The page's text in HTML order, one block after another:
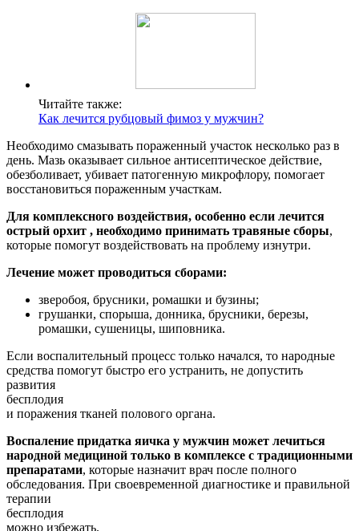
Читайте также:
Как лечится рубцовый фимоз у мужчин?
Необходимо смазывать пораженный участок несколько раз в
день. Мазь оказывает сильное антисептическое действие,
обезболивает, убивает патогенную микрофлору, помогает
восстановиться пораженным участкам.
Для комплексного воздействия, особенно если лечится
острый орхит , необходимо принимать травяные сборы,
которые помогут воздействовать на проблему изнутри.
Лечение может проводиться сборами:
зверобоя, брусники, ромашки и бузины;
грушанки, спорыша, донника, брусники, березы,
ромашки, сушеницы, шиповника.
Если воспалительный процесс только начался, то народные
средства помогут быстро его устранить, не допустить
развития
бесплодия
и поражения тканей полового органа.
Воспаление придатка яичка у мужчин может лечиться
народной медициной только в комплексе с традиционными
препаратами, которые назначит врач после полного
обследования. При своевременной диагностике и правильной
терапии
бесплодия
можно избежать.